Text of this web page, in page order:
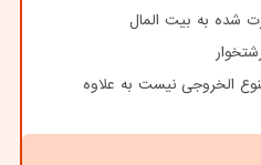
الخروجی نیست به علاوه